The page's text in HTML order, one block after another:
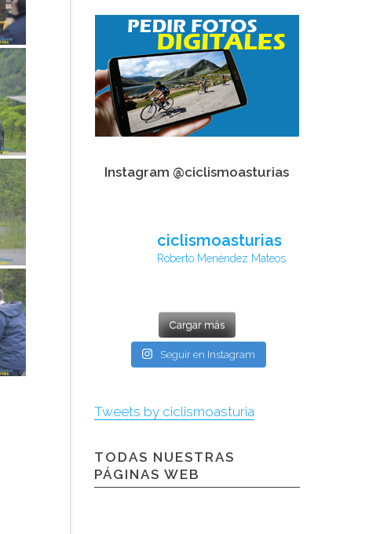
Instagram @ciclismoasturias
ciclismoasturias
Roberto Menéndez Mateos
Cargar más
Seguir en Instagram
Tweets by ciclismoasturia
TODAS NUESTRAS
PÁGINAS WEB